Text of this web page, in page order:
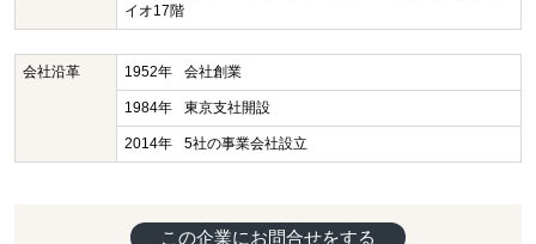
イオ17階
会社沿革 1952年 会社創業
1984年 東京支社開設
2014年 5社の事業会社設立
この企業にお問合せをする